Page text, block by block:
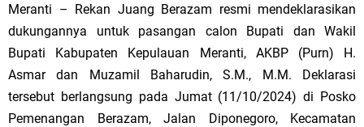
Meranti – Rekan Juang Berazam resmi mendeklarasikan
dukungannya untuk pasangan calon Bupati dan Wakil
Bupati Kabupaten Kepulauan Meranti, AKBP (Purn) H.
Asmar dan Muzamil Baharudin, S.M., M.M. Deklarasi
tersebut berlangsung pada Jumat (11/10/2024) di Posko
Pemenangan Berazam, Jalan Diponegoro, Kecamatan